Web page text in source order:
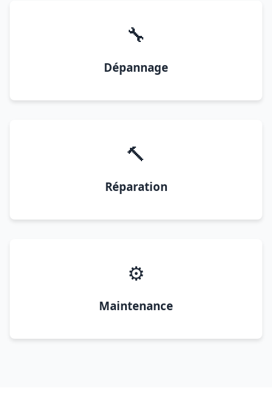
🔧
Dépannage
🔨
Réparation
⚙️
Maintenance